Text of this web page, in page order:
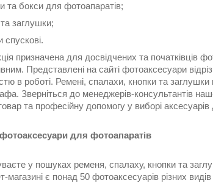
та бокси для фотоапаратів;
заглушки;
спускові.
призначена для досвідчених та початківців
Представлені на сайті фотоаксесуари
в роботі. Ремені, спалахи, кнопки та
Зверніться до менеджерів-консультантів
та професійну допомогу у виборі
фотоаксесуари для фотоапаратів
у пошуках ременя, спалаху, кнопки та
магазині є понад 50 фотоаксесуарів різних